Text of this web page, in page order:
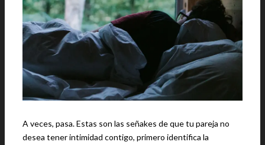
A veces, pasa. Estas son las señakes de que tu pareja no
desea tener intimidad contigo, primero identifica la